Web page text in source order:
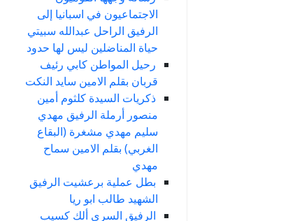
الاجتماعيون في اسبانيا إلى
الرفيق الراحل عبدالله سبيتي
حياة المناضلين ليس لها حدود
رحيل المواطن كابي رئيف
قربان بقلم الامين سايد النكت
ذكريات السيدة كلثوم أمين
منصور أرملة الرفيق مهدي
سليم مهدي مشغرة (البقاع
الغربي) بقلم الامين سماح
مهدي
بطل عملية برعشيت الرفيق
الشهيد طالب ابو ريا
الرفيق السري ألك كسيب